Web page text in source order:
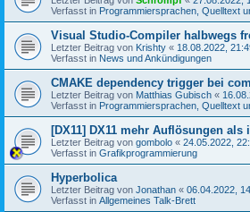
Verfasst in Programmiersprachen, Quelltext
Visual Studio-Compiler halbwegs
Letzter Beitrag von Krishty « 18.08.2022,
Verfasst in News und Ankündigungen
CMAKE dependency trigger bei
Letzter Beitrag von Matthias Gubisch «
Verfasst in Programmiersprachen, Quelltext
[DX11] DX11 mehr Auflösungen als
Letzter Beitrag von gombolo « 24.05.2022,
Verfasst in Grafikprogrammierung
Hyperbolica
Letzter Beitrag von Jonathan « 06.04.2022,
Verfasst in Allgemeines Talk-Brett